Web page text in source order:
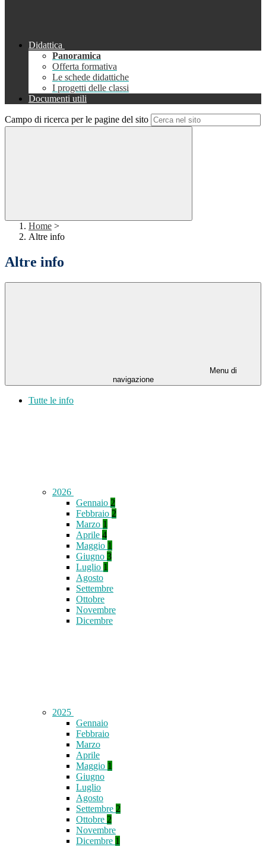
Didattica
Panoramica
Offerta formativa
Le schede didattiche
I progetti delle classi
Documenti utili
Campo di ricerca per le pagine del sito
Home >
Altre info
Altre info
Menu di
navigazione
Tutte le info
2026
Gennaio 2
Febbraio 2
Marzo 1
Aprile 4
Maggio 1
Giugno 3
Luglio 1
Agosto
Settembre
Ottobre
Novembre
Dicembre
2025
Gennaio
Febbraio
Marzo
Aprile
Maggio 1
Giugno
Luglio
Agosto
Settembre 2
Ottobre 2
Novembre
Dicembre 1